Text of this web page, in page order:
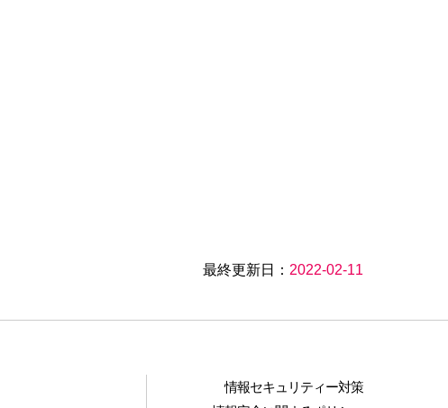
最終更新日： 2022-02-11
情報セキュリティー対策